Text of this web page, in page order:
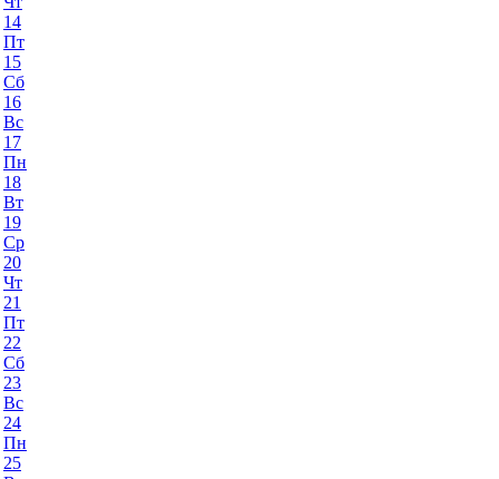
14
Пт
15
Сб
16
Вс
17
Пн
18
Вт
19
Ср
20
Чт
21
Пт
22
Сб
23
Вс
24
Пн
25